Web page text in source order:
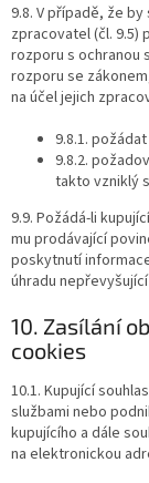
9.8. V případě, že
zpracovatel (čl. 9.5)
rozporu s ochranou
rozporu se
na účel jejich
9.8.1.
9.8.2.
takto vzniklý
9.9. Požádá-li
mu prodávající
poskytnutí
úhradu
10. Zasílání
cookies
10.1. Kupující
službami nebo
kupujícího a dále
na elektronickou